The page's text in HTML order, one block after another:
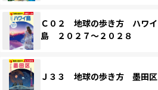
Ｃ０２ 地球の歩き方 ハワイ
島 ２０２７～２０２８
Ｊ３３ 地球の歩き方 墨田区